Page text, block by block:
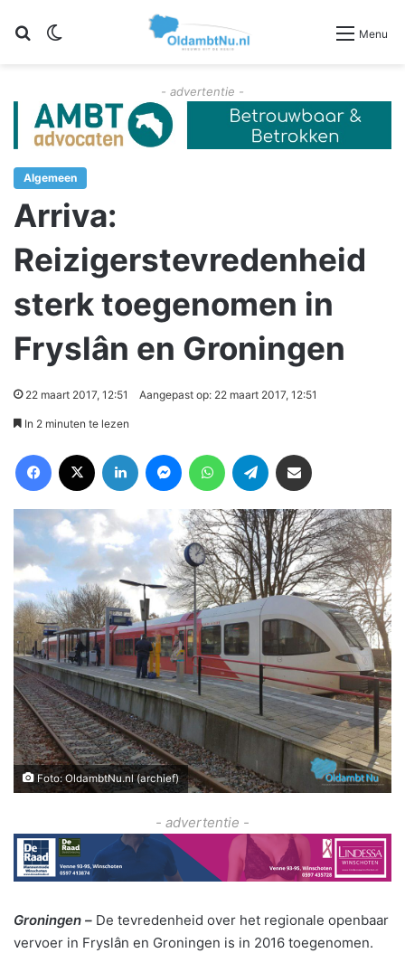
Zoeken Menu
- advertentie -
Algemeen
Arriva:
Reizigerstevredenheid
sterk toegenomen in
Fryslân en Groningen
22 maart 2017, 12:51 Aangepast op: 22 maart 2017, 12:51
In 2 minuten te lezen
Foto: OldambtNu.nl (archief)
- advertentie -
Groningen – De tevredenheid over het regionale openbaar
vervoer in Fryslân en Groningen is in 2016 toegenomen.